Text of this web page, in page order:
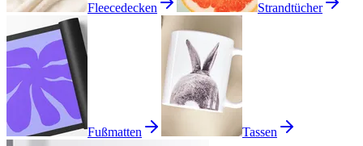
Fleecedecken Strandtücher
Fußmatten Tassen